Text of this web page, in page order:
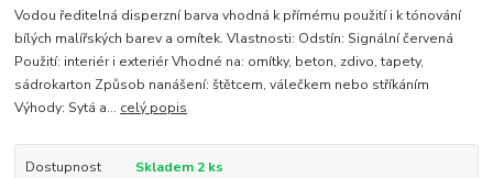
Vodou ředitelná disperzní barva vhodná k přímému použití i k tónování
bílých malířských barev a omítek. Vlastnosti: Odstín: Signální červená
Použití: interiér i exteriér Vhodné na: omítky, beton, zdivo, tapety,
sádrokarton Způsob nanášení: štětcem, válečkem nebo stříkáním
Výhody: Sytá a... celý popis
Dostupnost
Skladem 2 ks